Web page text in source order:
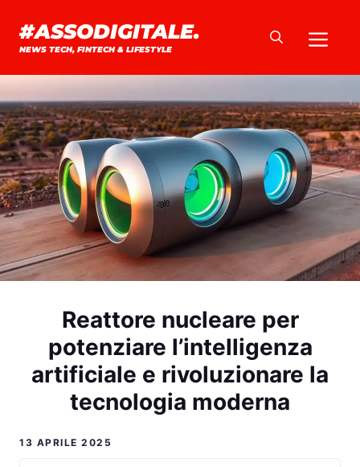
contenuto
#ASSODIGITALE.
NEWS TECH, FINTECH & LIFESTYLE
Reattore nucleare per
potenziare l’intelligenza
artificiale e rivoluzionare la
tecnologia moderna
13 APRILE 2025